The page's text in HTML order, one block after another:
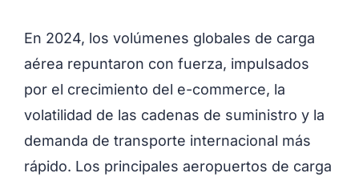
En 2024, los volúmenes globales de carga
aérea repuntaron con fuerza, impulsados
por el crecimiento del e-commerce, la
volatilidad de las cadenas de suministro y la
demanda de transporte internacional más
rápido. Los principales aeropuertos de carga